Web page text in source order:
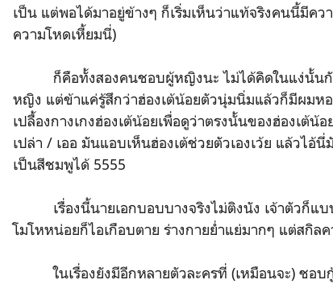
เป็น แต่พอได้มาอยู่ข้างๆ ก็เริ่มเห็นว่าแท้จริงคนนี้มีค
ความโหดเหี้ยมนี่)
ก็คือทั้งสองคนชอบผู้หญิงนะ ไม่ได้คิดในแง่นั้นกับ
หญิง แต่ข้าแค่รู้สึกว่าฮ่องเต้น้อยตัวนุ่มนิ่มแล้วก็มีผมหอ
เปลื้องกางเกงฮ่องเต้น้อยเพื่อดูว่าตรงนั้นของฮ่องเต้
เปล่า / เออ มันแอบเห็นฮ่องเต้ช่วยตัวเองเว้ย แล้วไอ้
เป็นสีชมพูได้ 5555
เรื่องนี้นายเอกบอบบางจริงไม่ติงนัง เจ้าตัวก็แบ
โมโหหน่อยก็ไอเกือบตาย ร่างกายย่ำแย่มากๆ แต่สกิล
ในเรื่องยังมีอีกหลายตัวละครที่ (เหมือนจะ) ชอบ